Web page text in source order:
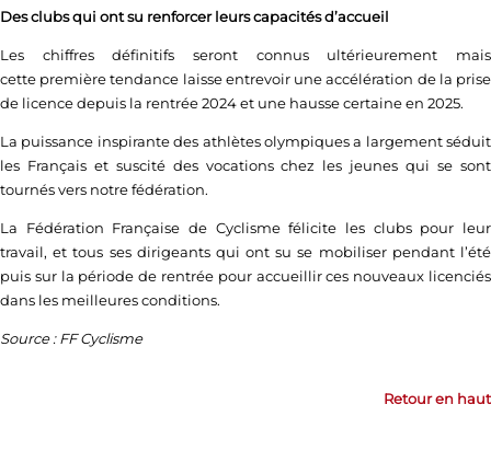
Des clubs qui ont su renforcer leurs capacités d’accueil
Les chiffres définitifs seront connus ultérieurement mais
cette première tendance laisse entrevoir une accélération de la prise
de licence depuis la rentrée 2024 et une hausse certaine en 2025.
La puissance inspirante des athlètes olympiques a largement séduit
les Français et suscité des vocations chez les jeunes qui se sont
tournés vers notre fédération.
La Fédération Française de Cyclisme félicite les clubs pour leur
travail, et tous ses dirigeants qui ont su se mobiliser pendant l’été
puis sur la période de rentrée pour accueillir ces nouveaux licenciés
dans les meilleures conditions.
Source : FF Cyclisme
Retour en haut